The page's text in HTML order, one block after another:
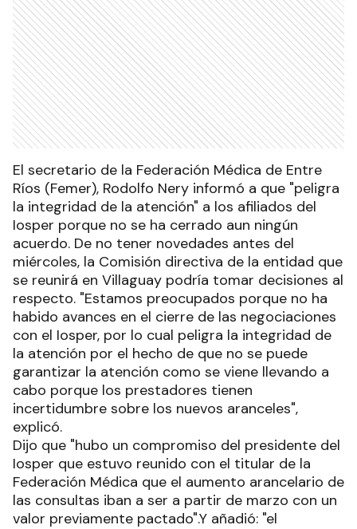
El secretario de la Federación Médica de Entre
Ríos (Femer), Rodolfo Nery informó a que "peligra
la integridad de la atención" a los afiliados del
Iosper porque no se ha cerrado aun ningún
acuerdo. De no tener novedades antes del
miércoles, la Comisión directiva de la entidad que
se reunirá en Villaguay podría tomar decisiones al
respecto. "Estamos preocupados porque no ha
habido avances en el cierre de las negociaciones
con el Iosper, por lo cual peligra la integridad de
la atención por el hecho de que no se puede
garantizar la atención como se viene llevando a
cabo porque los prestadores tienen
incertidumbre sobre los nuevos aranceles",
explicó.
Dijo que "hubo un compromiso del presidente del
Iosper que estuvo reunido con el titular de la
Federación Médica que el aumento arancelario de
las consultas iban a ser a partir de marzo con un
valor previamente pactado".Y añadió: "el